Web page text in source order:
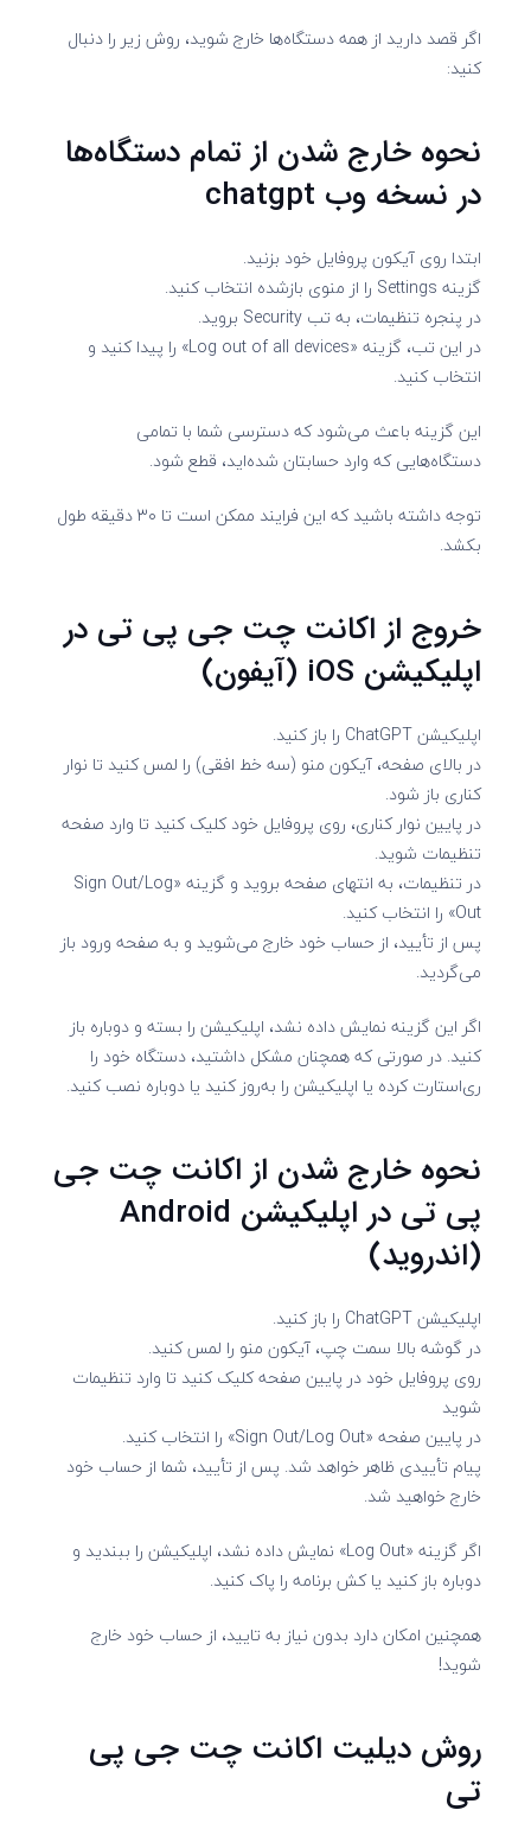
اگر قصد دارید از همه دستگاه‌ها خارج شوید، روش زیر را دنبال
کنید:
نحوه خارج شدن از تمام دستگاه‌ها
در نسخه وب chatgpt
ابتدا روی آیکون پروفایل خود بزنید.
گزینه Settings را از منوی بازشده انتخاب کنید.
در پنجره تنظیمات، به تب Security بروید.
در این تب، گزینه «Log out of all devices» را پیدا کنید و
انتخاب کنید.
این گزینه باعث می‌شود که دسترسی شما با تمامی
دستگاه‌هایی که وارد حسابتان شده‌اید، قطع شود.
توجه داشته باشید که این فرایند ممکن است تا ۳۰ دقیقه طول
بکشد.
خروج از اکانت چت جی پی تی در
اپلیکیشن iOS (آیفون)
اپلیکیشن ChatGPT را باز کنید.
در بالای صفحه، آیکون منو (سه خط افقی) را لمس کنید تا نوار
کناری باز شود.
در پایین نوار کناری، روی پروفایل خود کلیک کنید تا وارد صفحه
تنظیمات شوید.
در تنظیمات، به انتهای صفحه بروید و گزینه «Sign Out/Log
Out» را انتخاب کنید.
پس از تأیید، از حساب خود خارج می‌شوید و به صفحه ورود باز
می‌گردید.
اگر این گزینه نمایش داده نشد، اپلیکیشن را بسته و دوباره باز
کنید. در صورتی که همچنان مشکل داشتید، دستگاه خود را
ری‌استارت کرده یا اپلیکیشن را به‌روز کنید یا دوباره نصب کنید.
نحوه خارج شدن از اکانت چت جی
پی تی در اپلیکیشن Android
(اندروید)
اپلیکیشن ChatGPT را باز کنید.
در گوشه بالا سمت چپ، آیکون منو را لمس کنید.
روی پروفایل خود در پایین صفحه کلیک کنید تا وارد تنظیمات
شوید
در پایین صفحه «Sign Out/Log Out» را انتخاب کنید.
پیام تأییدی ظاهر خواهد شد. پس از تأیید، شما از حساب خود
خارج خواهید شد.
اگر گزینه «Log Out» نمایش داده نشد، اپلیکیشن را ببندید و
دوباره باز کنید یا کش برنامه را پاک کنید.
همچنین امکان دارد بدون نیاز به تایید، از حساب خود خارج
شوید!
روش دیلیت اکانت چت جی پی
تی